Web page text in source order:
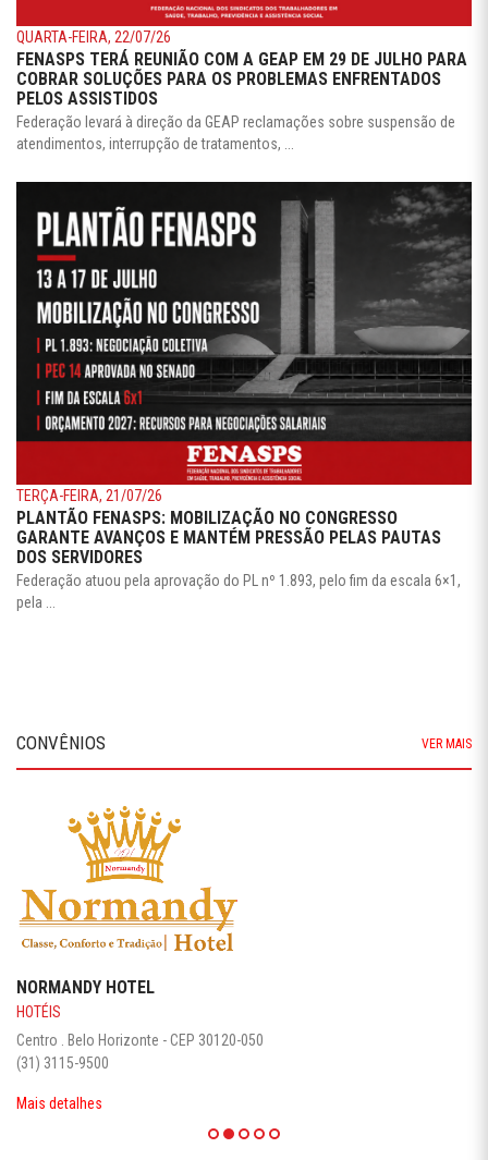
QUARTA-FEIRA, 22/07/26
FENASPS TERÁ REUNIÃO COM A GEAP EM 29 DE JULHO PARA
COBRAR SOLUÇÕES PARA OS PROBLEMAS ENFRENTADOS
PELOS ASSISTIDOS
Federação levará à direção da GEAP reclamações sobre suspensão de
atendimentos, interrupção de tratamentos, ...
TERÇA-FEIRA, 21/07/26
PLANTÃO FENASPS: MOBILIZAÇÃO NO CONGRESSO
GARANTE AVANÇOS E MANTÉM PRESSÃO PELAS PAUTAS
DOS SERVIDORES
Federação atuou pela aprovação do PL nº 1.893, pelo fim da escala 6×1,
pela ...
CONVÊNIOS VER MAIS
NORMANDY HOTEL
HOTÉIS
Centro . Belo Horizonte - CEP 30120-050
(31) 3115-9500
Mais detalhes